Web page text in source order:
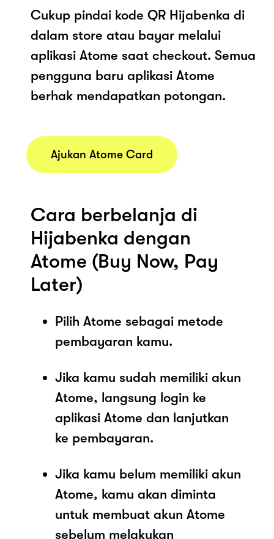
Cukup pindai kode QR Hijabenka di
dalam store atau bayar melalui
aplikasi Atome saat checkout. Semua
pengguna baru aplikasi Atome
berhak mendapatkan potongan.
Ajukan Atome Card
Cara berbelanja di
Hijabenka dengan
Atome (Buy Now, Pay
Later)
Pilih Atome sebagai metode
pembayaran kamu.
Jika kamu sudah memiliki akun
Atome, langsung login ke
aplikasi Atome dan lanjutkan
ke pembayaran.
Jika kamu belum memiliki akun
Atome, kamu akan diminta
untuk membuat akun Atome
sebelum melakukan